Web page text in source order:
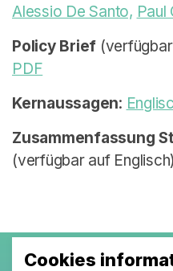
Alessio De Santo, Paul
Policy Brief
PDF
Kernaussagen:
Zusammenfassung
(verfügbar auf
Cookies